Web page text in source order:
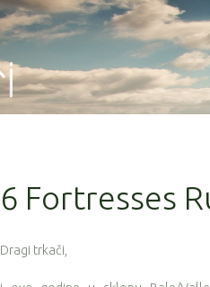
6 Fortresses
Dragi trkači,